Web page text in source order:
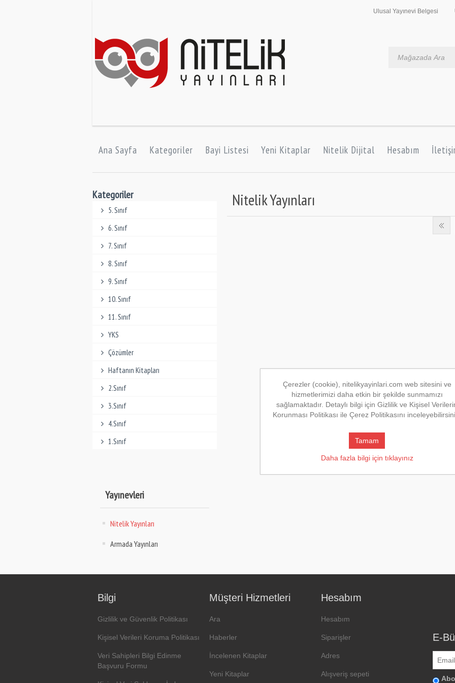
Ulusal Yayınevi Belgesi
Ana Sayfa Kategoriler Bayi Listesi Yeni Kitaplar Nitelik Dijital Hesabım
Kategoriler
5. Sınıf
6. Sınıf
7. Sınıf
8. Sınıf
9. Sınıf
10. Sınıf
11. Sınıf
YKS
Çözümler
Haftanın Kitapları
2.Sınıf
3.Sınıf
4.Sınıf
1.Sınıf
Yayınevleri
Nitelik Yayınları
Armada Yayınları
Nitelik Yayınları
Bilgi
Gizlilik ve Güvenlik Politikası
Kişisel Verileri Koruma Politikası
Veri Sahipleri Bilgi Edinme
Başvuru Formu
Müşteri Hizmetleri
Ara
Haberler
İncelenen Kitaplar
Yeni Kitaplar
Hesabım
Hesabım
Siparişler
Adres
Alışveriş sepeti
E-
Çerezler (cookie), nitelikyayinlari.com web sitesini ve
hizmetlerimizi daha etkin bir şekilde sunmamızı
sağlamaktadır. Detaylı bilgi için Gizlilik ve Kişisel
Korunması Politikası ile Çerez Politikasını
Tamam
Daha fazla bilgi için tıklayınız